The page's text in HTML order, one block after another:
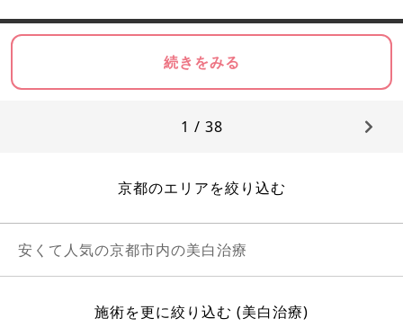
続きをみる
1 / 38
京都のエリアを絞り込む
安くて人気の京都市内の美白治療
施術を更に絞り込む (美白治療)